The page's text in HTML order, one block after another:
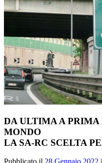
DA ULTIMA A
MONDO
LA SA-RC SCELTA